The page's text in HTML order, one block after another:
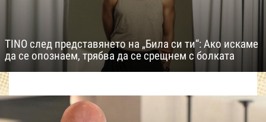
TINO след представянето на „Била си ти“: Ако искаме
да се опознаем, трябва да се срещнем с болката